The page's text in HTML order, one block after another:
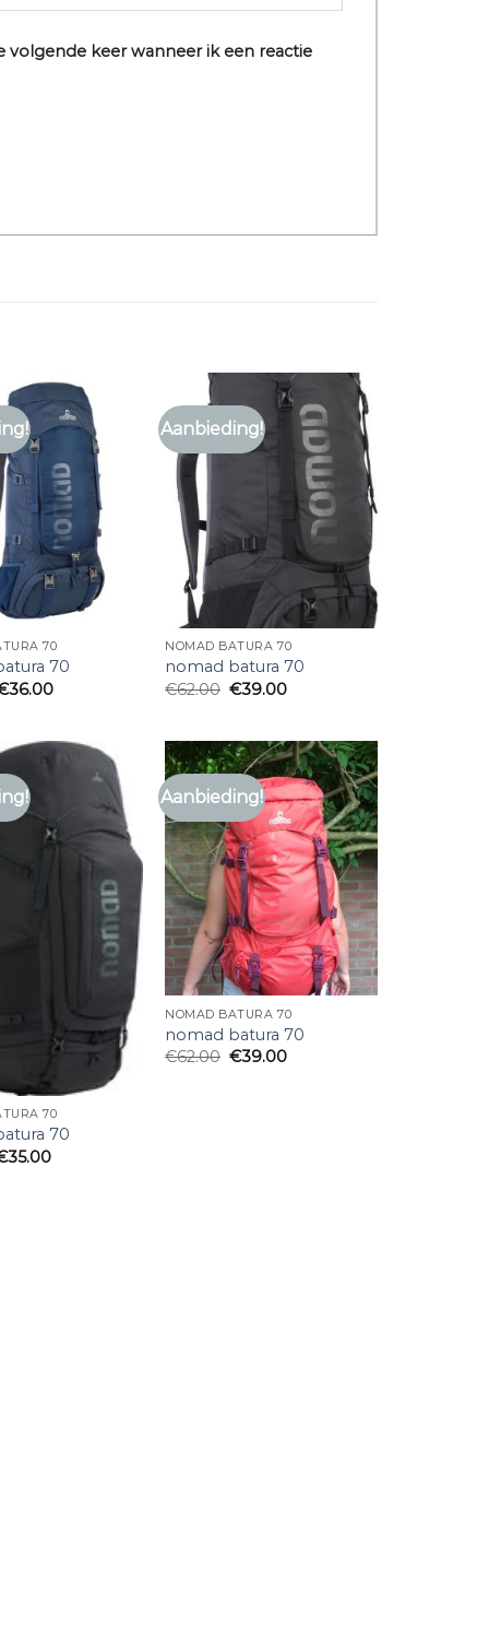
volgende keer wanneer ik een reactie
70
70
36.00
Aanbieding!
NOMAD BATURA 70
nomad batura 70
€62.00 €39.00
70
70
35.00
Aanbieding!
NOMAD BATURA 70
nomad batura 70
€62.00 €39.00